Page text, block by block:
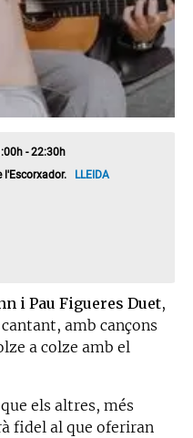
- 22:30h
l'Escorxador. LLEIDA
i Pau Figueres Duet,
amb cançons
a colze amb el
els altres, més
fidel al que oferiran